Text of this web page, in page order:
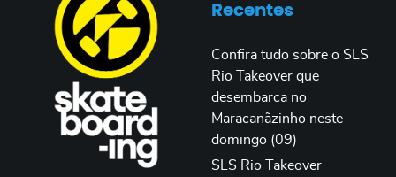
Recentes
Confira tudo sobre o SLS
Rio Takeover que
desembarca no
Maracanãzinho neste
domingo (09)
SLS Rio Takeover